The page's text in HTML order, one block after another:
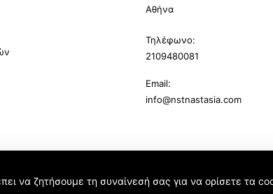
να ζητήσουμε τη συναίνεσή σας για να ορίσετε τα
Αθήνα
Τηλέφωνο:
2109480081
Email:
info@nstnastasia.com